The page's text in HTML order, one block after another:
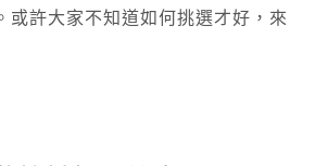
或許大家不知道如何挑選才好，來